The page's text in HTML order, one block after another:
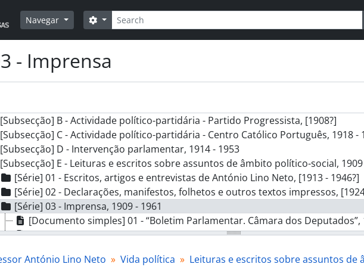
Navegar
Pesquisar
Opções de busca
- Imprensa
AALN - Arquivo Professor António Lino Neto, 1873 - 1961
C - Vida profissional, 1873 - 1961
[Subsecção] B - Actividade político-partidária - Partido Progressista, [1908?]
[Subsecção] C - Actividade político-partidária - Centro Católico Português, 1918 -
[Subsecção] D - Intervenção parlamentar, 1914 - 1953
[Subsecção] E - Leituras e escritos sobre assuntos de âmbito político-social, 1909
[Série] 01 - Escritos, artigos e entrevistas de António Lino Neto, [1913 - 1946?]
[Série] 02 - Declarações, manifestos, folhetos e outros textos impressos,
[Série] 03 - Imprensa, 1909 - 1961
[Documento simples] 01 - “Boletim Parlamentar. Câmara dos Deputados”,
[Documento simples] 02 - «O Petardo», 1909-07-15 - ?
[Documento simples] 04 - “Eduardo VII.O discurso do Sr. Conde de
António Lino Neto Vida política Leituras e escritos sobre assuntos de